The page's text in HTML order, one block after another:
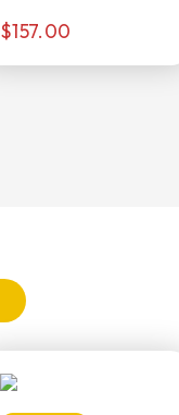
$157.00